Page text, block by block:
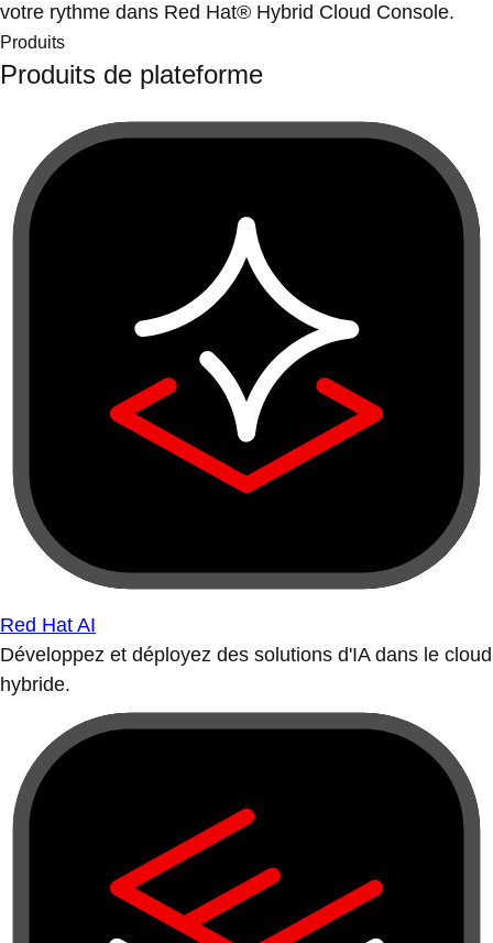
votre rythme dans Red Hat® Hybrid Cloud Console.
Produits
Produits de plateforme
Red Hat AI
Développez et déployez des solutions d'IA dans le cloud
hybride.